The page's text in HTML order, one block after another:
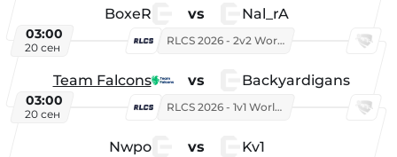
BoxeR vs Nal_rA
03:00
20 сен
RLCS 2026 - 2v2 World Championship
Team Falcons vs Backyardigans
03:00
20 сен
RLCS 2026 - 1v1 World Championship
Nwpo vs Kv1